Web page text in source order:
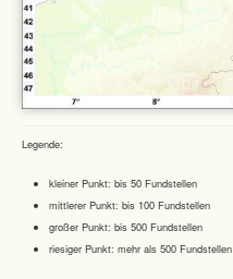
Legende:
kleiner Punkt: bis 50 Fundstellen
mittlerer Punkt: bis 100 Fundstellen
großer Punkt: bis 500 Fundstellen
riesiger Punkt: mehr als 500 Fundstellen